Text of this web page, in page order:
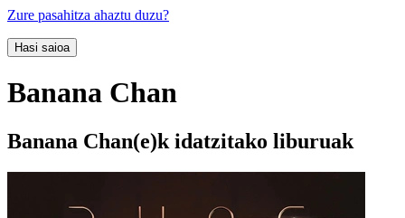
Zure pasahitza ahaztu duzu?
Hasi saioa
Banana Chan
Banana Chan(e)k idatzitako liburuak